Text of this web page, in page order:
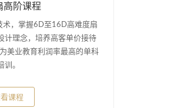
高阶课程
术，掌握6D至16D高难度扇
计理念，培养高客单价接待
美业教育利润率最高的单科
训。
课程